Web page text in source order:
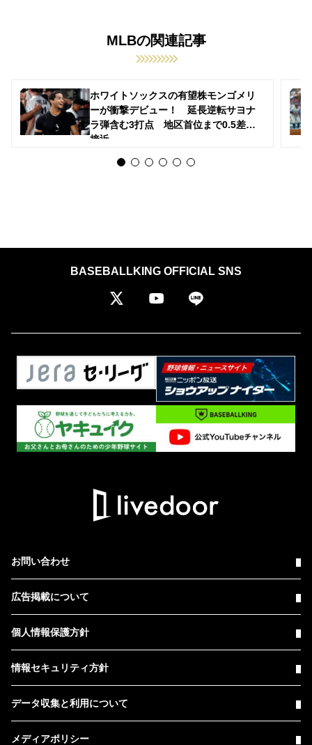
MLBの関連記事
ホワイトソックスの有望株モンゴメリ
ーが衝撃デビュー！ 延長逆転サヨナ
ラ弾含む3打点 地区首位まで0.5差に
接近
BASEBALLKING OFFICIAL SNS
お問い合わせ
広告掲載について
個人情報保護方針
情報セキュリティ方針
データ収集と利用について
メディアポリシー